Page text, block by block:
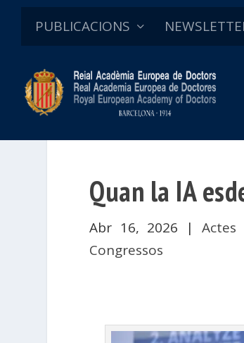
PUBLICACIONS
Quan la IA
Abr 16, 2026 | Actes
Congressos